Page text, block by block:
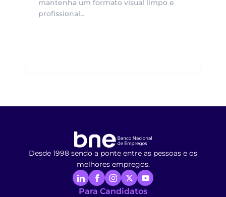
mantenha um formato visual limpo e
profissional...
Desde 1998 sendo a ponte entre as pessoas e os
melhores empregos.
Para Candidatos